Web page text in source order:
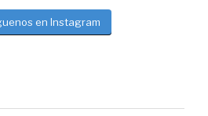
en Instagram